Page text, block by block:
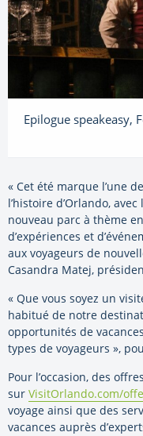
Epilogue speakeasy,
« Cet été marque l’une
l’histoire d’Orlando,
nouveau parc à thème
d’expériences et
aux voyageurs de
Casandra Matej,
« Que vous soyez un
habitué de notre
opportunités de
types de voyageurs »,
Pour l’occasion, des
sur VisitOrlando.com/
voyage ainsi que des
vacances auprès